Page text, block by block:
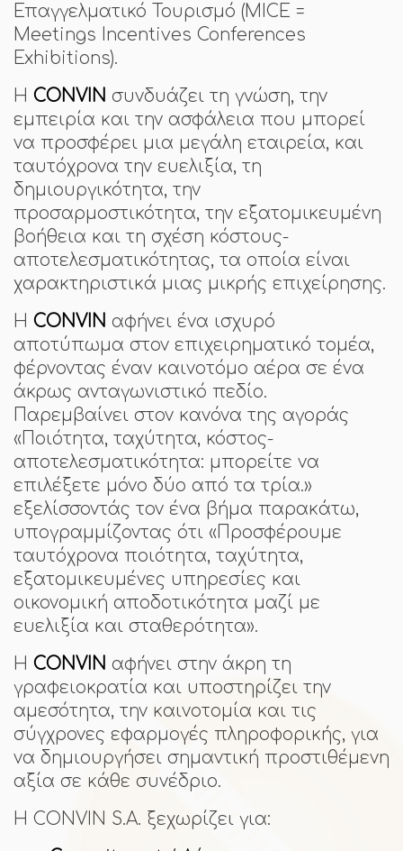
Επαγγελματικό Τουρισμό (MICE =
Meetings Incentives Conferences
Exhibitions).
Η CONVIN συνδυάζει τη γνώση, την
εμπειρία και την ασφάλεια που μπορεί
να προσφέρει μια μεγάλη εταιρεία, και
ταυτόχρονα την ευελιξία, τη
δημιουργικότητα, την
προσαρμοστικότητα, την εξατομικευμένη
βοήθεια και τη σχέση κόστους-
αποτελεσματικότητας, τα οποία είναι
χαρακτηριστικά μιας μικρής επιχείρησης.
Η CONVIN αφήνει ένα ισχυρό
αποτύπωμα στον επιχειρηματικό τομέα,
φέρνοντας έναν καινοτόμο αέρα σε ένα
άκρως ανταγωνιστικό πεδίο.
Παρεμβαίνει στον κανόνα της αγοράς
«Ποιότητα, ταχύτητα, κόστος-
αποτελεσματικότητα: μπορείτε να
επιλέξετε μόνο δύο από τα τρία.»
εξελίσσοντάς τον ένα βήμα παρακάτω,
υπογραμμίζοντας ότι «Προσφέρουμε
ταυτόχρονα ποιότητα, ταχύτητα,
εξατομικευμένες υπηρεσίες και
οικονομική αποδοτικότητα μαζί με
ευελιξία και σταθερότητα».
Η CONVIN αφήνει στην άκρη τη
γραφειοκρατία και υποστηρίζει την
αμεσότητα, την καινοτομία και τις
σύγχρονες εφαρμογές πληροφορικής, για
να δημιουργήσει σημαντική προστιθέμενη
αξία σε κάθε συνέδριο.
Η CONVIN S.A. ξεχωρίζει για: